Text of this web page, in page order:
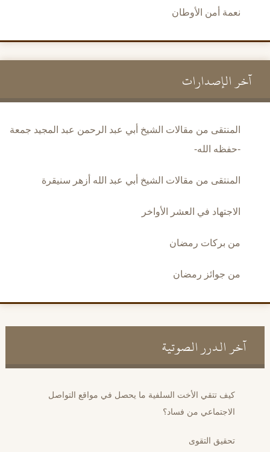
نعمة أمن الأوطان
آخر الإصدارات
المنتقى من مقالات الشيخ أبي عبد الرحمن عبد المجيد جمعة
-حفظه الله-
المنتقى من مقالات الشيخ أبي عبد الله أزهر سنيقرة
الاجتهاد في العشر الأواخر
من بركات رمضان
من جوائز رمضان
آخر الدرر الصوتية
كيف تتقي الأخت السلفية ما يحصل في مواقع التواصل
الاجتماعي من فساد؟
تحقيق التقوى